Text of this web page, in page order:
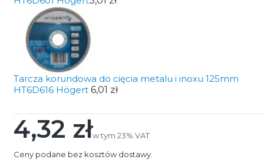
Tarcza korundowa do cięcia metalu i inoxu 125mm
HT6D616 Högert 6,01 zł
Cena
4,32 złw tym 23% VAT
w tym 23% VAT
Ceny podane bez kosztów dostawy.